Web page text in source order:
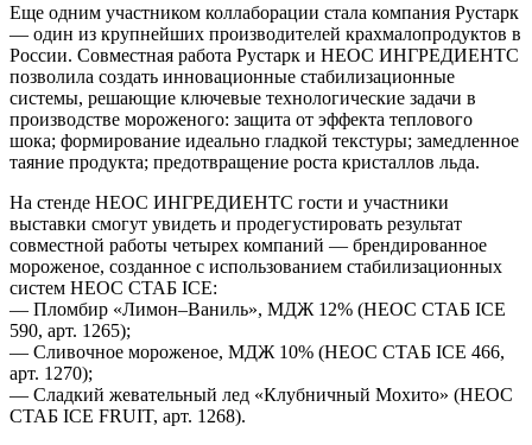
Еще одним участником коллаборации стала компания Рустарк
— один из крупнейших производителей крахмалопродуктов в
России. Совместная работа Рустарк и НЕОС ИНГРЕДИЕНТС
позволила создать инновационные стабилизационные
системы, решающие ключевые технологические задачи в
производстве мороженого: защита от эффекта теплового
шока; формирование идеально гладкой текстуры; замедленное
таяние продукта; предотвращение роста кристаллов льда.
На стенде НЕОС ИНГРЕДИЕНТС гости и участники
выставки смогут увидеть и продегустировать результат
совместной работы четырех компаний — брендированное
мороженое, созданное с использованием стабилизационных
систем НЕОС СТАБ ICE:
— Пломбир «Лимон–Ваниль», МДЖ 12% (НЕОС СТАБ ICE
590, арт. 1265);
— Сливочное мороженое, МДЖ 10% (НЕОС СТАБ ICE 466,
арт. 1270);
— Сладкий жевательный лед «Клубничный Мохито» (НЕОС
СТАБ ICE FRUIT, арт. 1268).